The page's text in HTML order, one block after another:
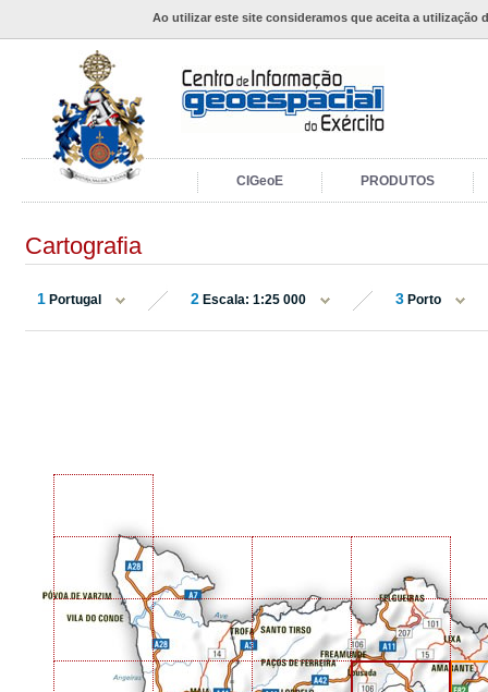
Ao utilizar este site consideramos que aceita a utilização
CIGeoE PRODUTOS
Cartografia
1 Portugal 2 Escala: 1:25 000 3 Porto